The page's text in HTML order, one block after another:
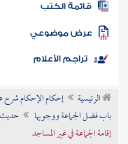
المكتبة
الكتب
موضوعي
تراجم الأعلام
الرئيسية إحكام الإحكام شرح
باب فضل الجماعة ووجوبها
حديث
إقامة الجماعة في غير المساجد